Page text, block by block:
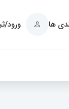
ها ورود/